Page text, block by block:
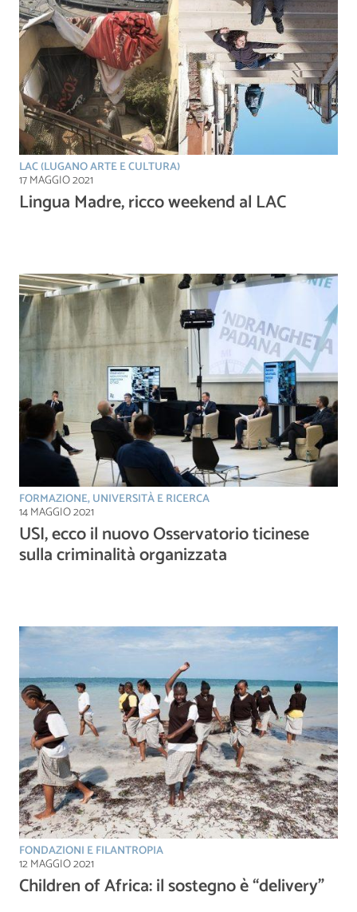
LAC (LUGANO ARTE E CULTURA)
17 MAGGIO 2021
Lingua Madre, ricco weekend al LAC
FORMAZIONE, UNIVERSITÀ E RICERCA
14 MAGGIO 2021
USI, ecco il nuovo Osservatorio ticinese
sulla criminalità organizzata
FONDAZIONI E FILANTROPIA
12 MAGGIO 2021
Children of Africa: il sostegno è “delivery”